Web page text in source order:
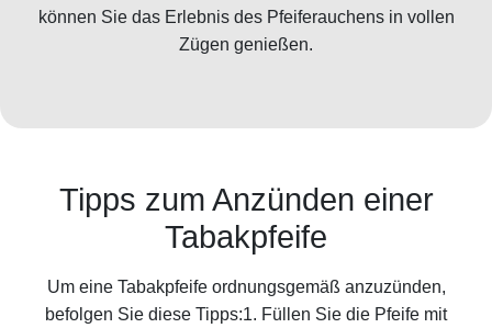
können Sie das Erlebnis des Pfeiferauchens in vollen
Zügen genießen.
Tipps zum Anzünden einer
Tabakpfeife
Um eine Tabakpfeife ordnungsgemäß anzuzünden,
befolgen Sie diese Tipps:1. Füllen Sie die Pfeife mit